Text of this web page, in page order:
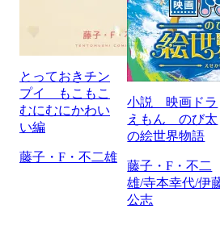
とっておきチン
プイ もこもこ
むにむにかわい
い編
藤子・F・不二雄
小説 映画ドラ
えもん のび太
の絵世界物語
藤子・F・不二
雄/寺本幸代/伊
公志